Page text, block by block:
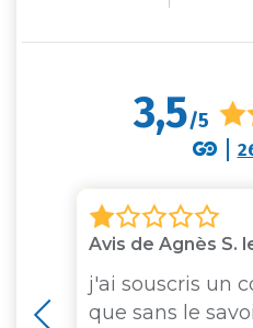
3,5/5
Avis de Agnès S.
j'ai souscris un
que sans le